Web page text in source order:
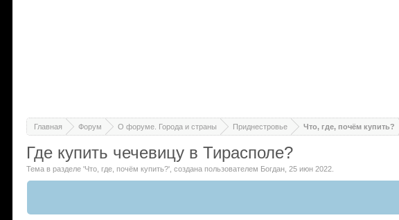
Главная Форум О форуме. Города и страны Приднестровье Что, где, почём купить?
Где купить чечевицу в Тирасполе?
Тема в разделе 'Что, где, почём купить?' , создана пользователем Богдан ,25 июн 2022